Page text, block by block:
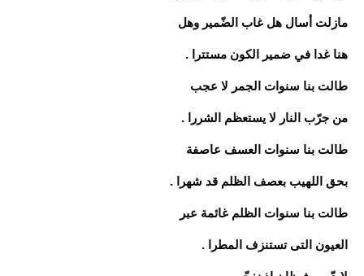
مازلت أسال هل غاب الضّمير وهل
هنا غدا في ضمير الكون مستترا .
طالت بنا سنوات الجمر لا عجب
من جرّب النار لا يستعظم الشررا .
طالت بنا سنوات العسف عاصفة
بحق اللهيب بعصف الظلم قد شهرا .
طالت بنا سنوات الظلم غائمة عبر
العيون التى تستنزف المطرا .